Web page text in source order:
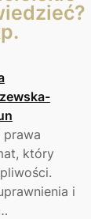
który
i